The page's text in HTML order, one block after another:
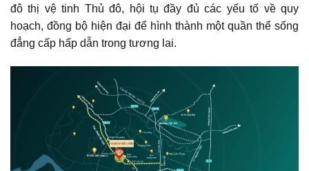
đô thị vệ tinh Thủ đô, hội tụ đầy đủ các yếu tố về quy
hoạch, đồng bộ hiện đại để hình thành một quần thể sống
đẳng cấp hấp dẫn trong tương lai.